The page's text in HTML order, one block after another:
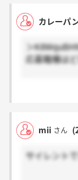
カレーパ
＞
応募職種は
mii さん
サイレント